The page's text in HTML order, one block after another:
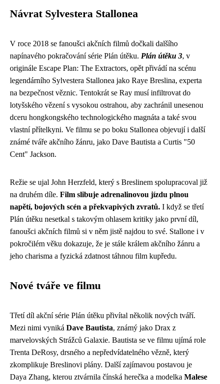
Návrat Sylvestera Stallonea
V roce 2018 se fanoušci akčních filmů dočkali dalšího
napínavého pokračování série Plán útěku. Plán útěku 3, v
originále Escape Plan: The Extractors, opět přivádí na scénu
legendárního Sylvestera Stallonea jako Raye Breslina, experta
na bezpečnost věznic. Tentokrát se Ray musí infiltrovat do
lotyšského vězení s vysokou ostrahou, aby zachránil unesenou
dceru hongkongského technologického magnáta a také svou
vlastní přítelkyni. Ve filmu se po boku Stallonea objevují i další
známé tváře akčního žánru, jako Dave Bautista a Curtis "50
Cent" Jackson.
Režie se ujal John Herzfeld, který s Breslinem spolupracoval již
na druhém díle. Film slibuje adrenalinovou jízdu plnou
napětí, bojových scén a překvapivých zvratů. I když se třetí
Plán útěku nesetkal s takovým ohlasem kritiky jako první díl,
fanoušci akčních filmů si v něm jistě najdou to své. Stallone i v
pokročilém věku dokazuje, že je stále králem akčního žánru a
jeho charisma a fyzická zdatnost táhnou film kupředu.
Nové tváře ve filmu
Třetí díl akční série Plán útěku přivítal několik nových tváří.
Mezi nimi vyniká Dave Bautista, známý jako Drax z
marvelovských Strážců Galaxie. Bautista se ve filmu ujímá role
Trenta DeRosy, drsného a nepředvídatelného vězně, který
zkomplikuje Breslinovi plány. Další zajímavou postavou je
Daya Zhang, kterou ztvárnila čínská herečka a modelka Malese